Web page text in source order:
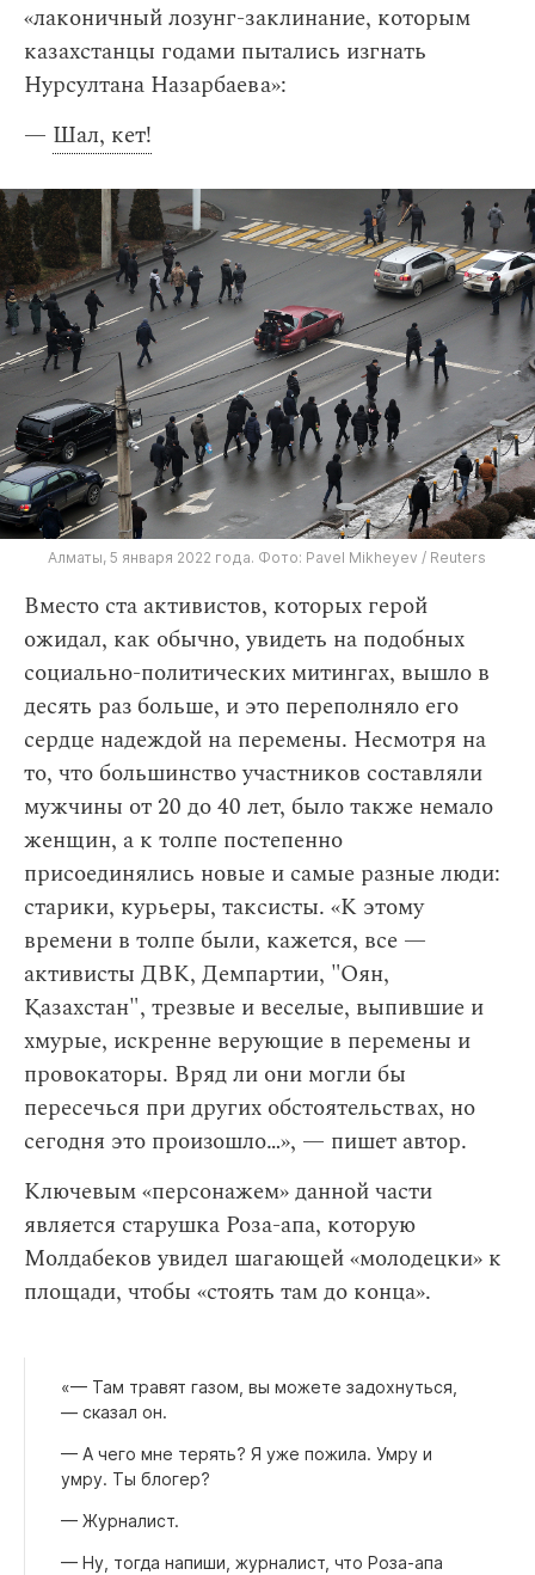
«лаконичный лозунг-заклинание, которым
казахстанцы годами пытались изгнать
Нурсултана Назарбаева»:
— Шал, кет!
Алматы, 5 января 2022 года. Фото: Pavel Mikheyev / Reuters
Вместо ста активистов, которых герой
ожидал, как обычно, увидеть на подобных
социально-политических митингах, вышло в
десять раз больше, и это переполняло его
сердце надеждой на перемены. Несмотря на
то, что большинство участников составляли
мужчины от 20 до 40 лет, было также немало
женщин, а к толпе постепенно
присоединялись новые и самые разные люди:
старики, курьеры, таксисты. «К этому
времени в толпе были, кажется, все —
активисты ДВК, Демпартии, "Оян,
Қазахстан", трезвые и веселые, выпившие и
хмурые, искренне верующие в перемены и
провокаторы. Вряд ли они могли бы
пересечься при других обстоятельствах, но
сегодня это произошло…», — пишет автор.
Ключевым «персонажем» данной части
является старушка Роза-апа, которую
Молдабеков увидел шагающей «молодецки» к
площади, чтобы «стоять там до конца».
«— Там травят газом, вы можете задохнуться,
— сказал он.
— А чего мне терять? Я уже пожила. Умру и
умру. Ты блогер?
— Журналист.
— Ну, тогда напиши, журналист, что Роза-апа